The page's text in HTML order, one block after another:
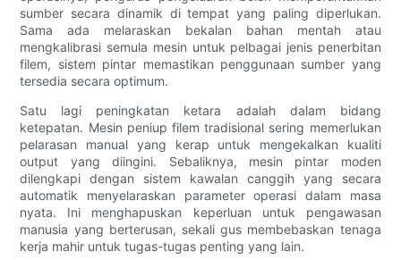
sumber secara dinamik di tempat yang paling diperlukan.
Sama ada melaraskan bekalan bahan mentah atau
mengkalibrasi semula mesin untuk pelbagai jenis penerbitan
filem, sistem pintar memastikan penggunaan sumber yang
tersedia secara optimum.
Satu lagi peningkatan ketara adalah dalam bidang
ketepatan. Mesin peniup filem tradisional sering memerlukan
pelarasan manual yang kerap untuk mengekalkan kualiti
output yang diingini. Sebaliknya, mesin pintar moden
dilengkapi dengan sistem kawalan canggih yang secara
automatik menyelaraskan parameter operasi dalam masa
nyata. Ini menghapuskan keperluan untuk pengawasan
manusia yang berterusan, sekali gus membebaskan tenaga
kerja mahir untuk tugas-tugas penting yang lain.